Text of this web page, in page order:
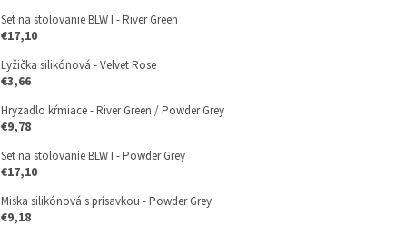
Set na stolovanie BLW I - River Green
€17,10
Lyžička silikónová - Velvet Rose
€3,66
Hryzadlo kŕmiace - River Green / Powder Grey
€9,78
Set na stolovanie BLW I - Powder Grey
€17,10
Miska silikónová s prísavkou - Powder Grey
€9,18